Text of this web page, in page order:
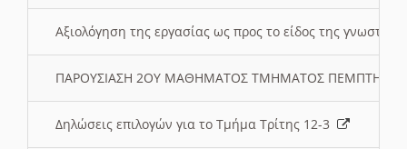
Αξιολόγηση της εργασίας ως προς το είδος της
ΠΑΡΟΥΣΙΑΣΗ 2ΟΥ ΜΑΘΗΜΑΤΟΣ ΤΜΗΜΑΤΟΣ
Δηλώσεις επιλογών για το Τμήμα Τρίτης 12-3